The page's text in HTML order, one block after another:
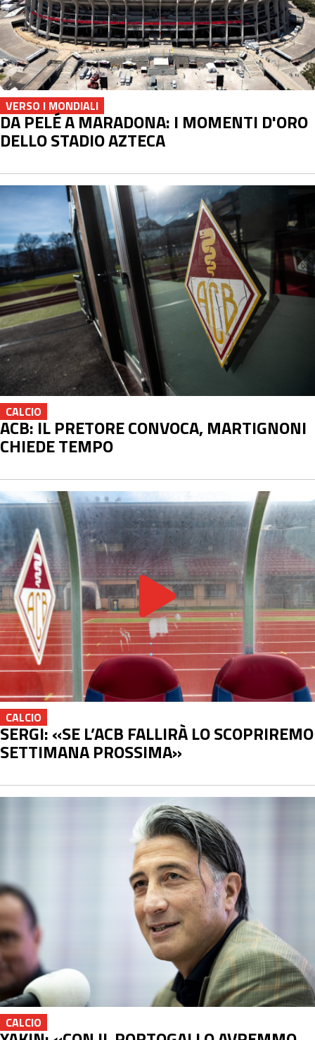
VERSO I MONDIALI
DA PELÉ A MARADONA: I MOMENTI D'ORO
DELLO STADIO AZTECA
CALCIO
ACB: IL PRETORE CONVOCA, MARTIGNONI
CHIEDE TEMPO
CALCIO
SERGI: «SE L’ACB FALLIRÀ LO SCOPRIREMO
SETTIMANA PROSSIMA»
CALCIO